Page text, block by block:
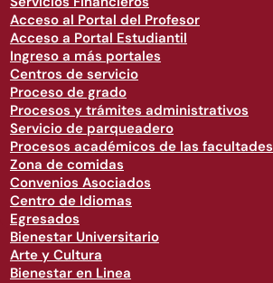
Acceso al Portal del Profesor
Acceso a Portal Estudiantil
Ingreso a más portales
Centros de servicio
Proceso de grado
Procesos y trámites administrativos
Servicio de parqueadero
Procesos académicos de las facultades
Zona de comidas
Convenios Asociados
Centro de Idiomas
Egresados
Bienestar Universitario
Arte y Cultura
Bienestar en Linea